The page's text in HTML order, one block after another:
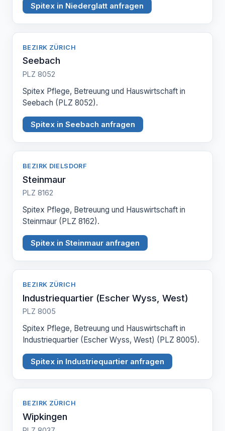
Spitex in Niederglatt anfragen
BEZIRK ZÜRICH
Seebach
PLZ 8052
Spitex Pflege, Betreuung und Hauswirtschaft in
Seebach (PLZ 8052).
Spitex in Seebach anfragen
BEZIRK DIELSDORF
Steinmaur
PLZ 8162
Spitex Pflege, Betreuung und Hauswirtschaft in
Steinmaur (PLZ 8162).
Spitex in Steinmaur anfragen
BEZIRK ZÜRICH
Industriequartier (Escher Wyss, West)
PLZ 8005
Spitex Pflege, Betreuung und Hauswirtschaft in
Industriequartier (Escher Wyss, West) (PLZ 8005).
Spitex in Industriequartier anfragen
BEZIRK ZÜRICH
Wipkingen